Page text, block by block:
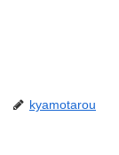
kyamotarou